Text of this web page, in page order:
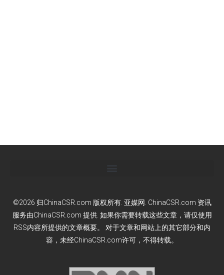
©2026 归ChinaCSR.com 版权所有. 亚媒网. ChinaCSR.com 资讯
服务由ChinaCSR.com 提供. 如果你需要转载这些文章，请仅使用
RSS内容所提供的文章概要。 对于文章和网站上的其它部分和内
容，未经ChinaCSR.com许可，不得转载。